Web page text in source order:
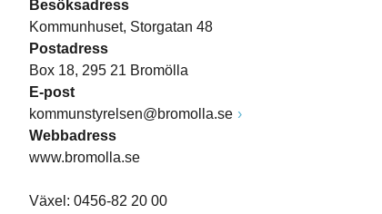
Besöksadress
Kommunhuset, Storgatan 48
Postadress
Box 18, 295 21 Bromölla
E-post
kommunstyrelsen@bromolla.se
Webbadress
www.bromolla.se
Växel: 0456-82 20 00